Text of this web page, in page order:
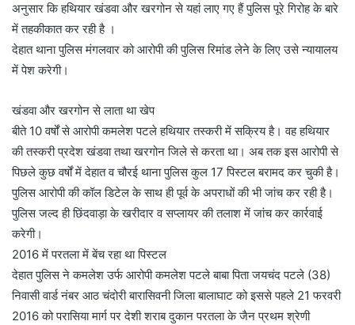
अनुसार कि हथियार खंडवा और खरगोन से यहां लाए गए हैं पुलिस पूरे गिरोह के बारे
में तहकीकात कर रही है ।
देहात थाना पुलिस मंगलवार को आरोपी की पुलिस रिमांड लेने के लिए उसे न्यायालय
में पेश करेगी।
खंडवा और खरगोन से लाता था खेप
बीते 10 वर्षों से आरोपी कमलेश पटले हथियार तस्करी में सक्रिय है। वह हथियार
की तस्करी प्रदेश खंडवा तथा खरगोन जिले से करता था। अब तक इस आरोपी से
पिछले कुछ वर्षों में देहात व चौरई थाना पुलिस कुल 17 पिस्टल बरामद कर चुकी है।
पुलिस आरोपी की कॉल डिटेल के साथ ही पूर्व के अपराधों की भी जांच कर रही है।
पुलिस जल्द ही छिंदवाड़ा के खरीदार व सप्लायर की तलाश में जांच कर कार्रवाई
करेगी।
2016 में परतला में बेंच रहा था पिस्टल
देहात पुलिस ने कमलेश उर्फ आरोपी कमलेश पटले बाबा पिता जयचंद पटले (38)
निवासी वार्ड नंबर आठ चंदोरी बारासिवनी जिला बालाघाट को इससे पहले 21 फरवरी
2016 को परासिया मार्ग पर देशी शराब दुकान परतला के जैन प्रथम श्रेणी